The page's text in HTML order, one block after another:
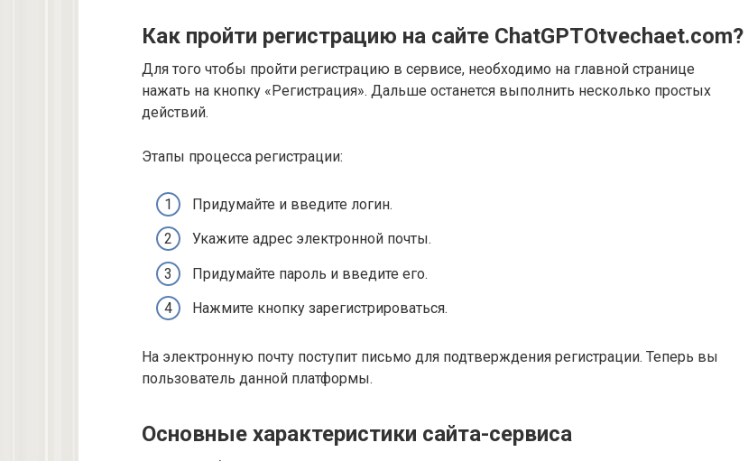
Как пройти регистрацию на сайте ChatGPTOtvechaet.com?
Для того чтобы пройти регистрацию в сервисе, необходимо на главной странице
нажать на кнопку «Регистрация». Дальше останется выполнить несколько простых
действий.
Этапы процесса регистрации:
Придумайте и введите логин.
Укажите адрес электронной почты.
Придумайте пароль и введите его.
Нажмите кнопку зарегистрироваться.
На электронную почту поступит письмо для подтверждения регистрации. Теперь вы
пользователь данной платформы.
Основные характеристики сайта-сервиса